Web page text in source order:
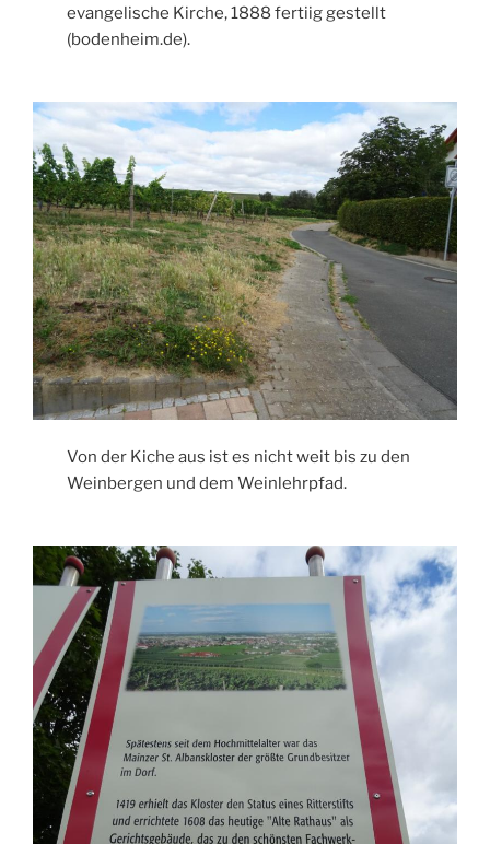
evangelische Kirche, 1888 fertiig gestellt
(bodenheim.de).
Von der Kiche aus ist es nicht weit bis zu den
Weinbergen und dem Weinlehrpfad.